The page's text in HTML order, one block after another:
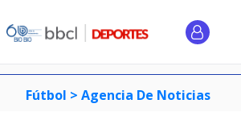
Fútbol > Agencia De Noticias